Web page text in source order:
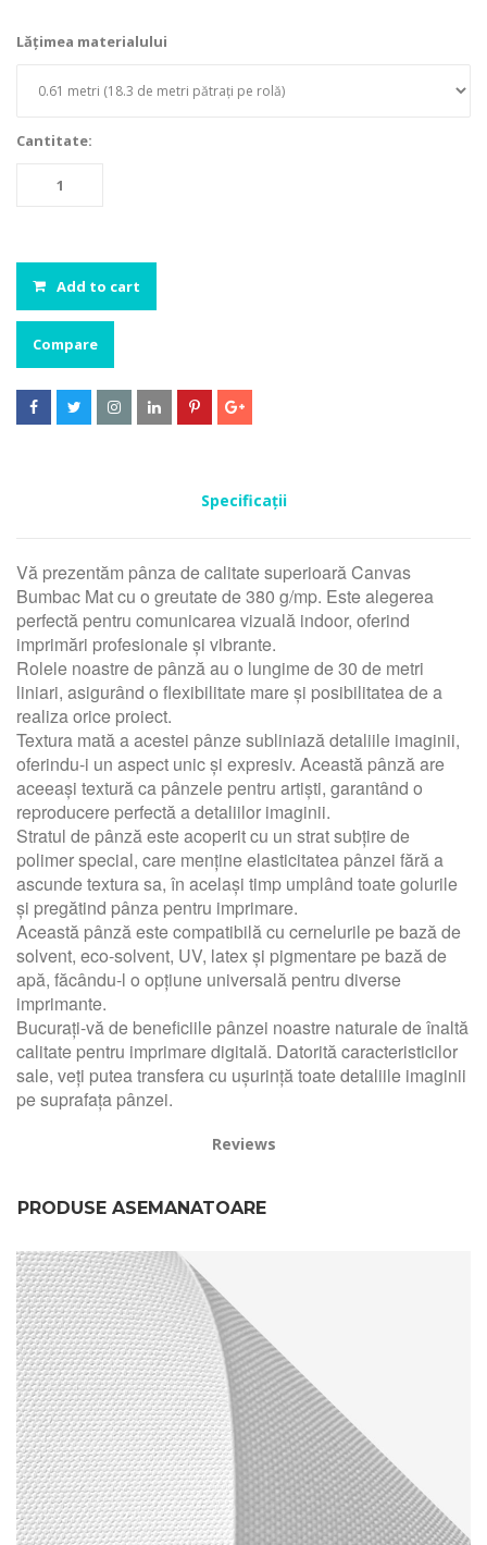
Lățimea materialului
Cantitate:
Add to cart
Compare
     
Specificații
Vă prezentăm pânza de calitate superioară Canvas
Bumbac Mat cu o greutate de 380 g/mp. Este alegerea
perfectă pentru comunicarea vizuală indoor, oferind
imprimări profesionale și vibrante.
Rolele noastre de pânză au o lungime de 30 de metri
liniari, asigurând o flexibilitate mare și posibilitatea de a
realiza orice proiect.
Textura mată a acestei pânze subliniază detaliile imaginii,
oferindu-i un aspect unic și expresiv. Această pânză are
aceeași textură ca pânzele pentru artiști, garantând o
reproducere perfectă a detaliilor imaginii.
Stratul de pânză este acoperit cu un strat subțire de
polimer special, care menține elasticitatea pânzei fără a
ascunde textura sa, în același timp umplând toate golurile
și pregătind pânza pentru imprimare.
Această pânză este compatibilă cu cernelurile pe bază de
solvent, eco-solvent, UV, latex și pigmentare pe bază de
apă, făcându-l o opțiune universală pentru diverse
imprimante.
Bucurați-vă de beneficiile pânzei noastre naturale de înaltă
calitate pentru imprimare digitală. Datorită caracteristicilor
sale, veți putea transfera cu ușurință toate detaliile imaginii
pe suprafața pânzei.
Reviews
PRODUSE ASEMANATOARE